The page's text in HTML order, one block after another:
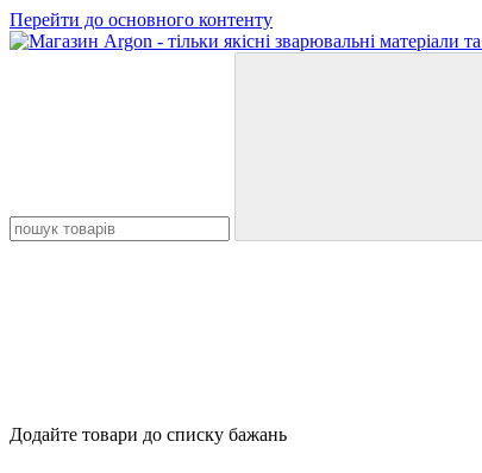
Перейти до основного контенту
Додайте товари до списку бажань